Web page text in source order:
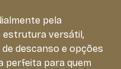
pela
estrutura versátil,
descanso e opções
perfeita para quem